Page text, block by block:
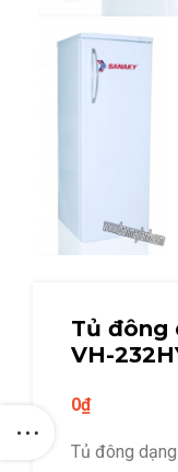
Tủ đông
VH-
0₫
Tủ đông